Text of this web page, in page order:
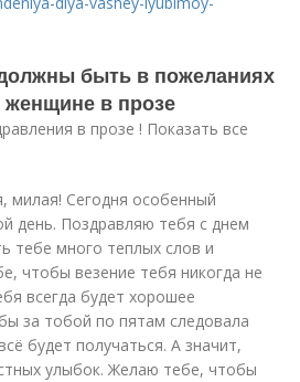
быть в пожеланиях
в прозе
в прозе ! Показать все
милая! Сегодня особенный
день. Поздравляю тебя с днем
тебе много теплых слов и
чтобы везение тебя никогда не
всегда будет хорошее
за тобой по пятам следовала
будет получаться. А значит,
улыбок. Желаю тебе, чтобы